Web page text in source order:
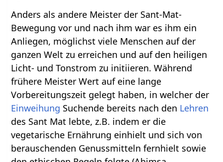
Anders als andere Meister der Sant-Mat-
Bewegung vor und nach ihm war es ihm ein
Anliegen, möglichst viele Menschen auf der
ganzen Welt zu erreichen und auf den heiligen
Licht- und Tonstrom zu initiieren. Während
frühere Meister Wert auf eine lange
Vorbereitungszeit gelegt haben, in welcher der
Einweihung Suchende bereits nach den Lehren
des Sant Mat lebte, z.B. indem er die
vegetarische Ernährung einhielt und sich von
berauschenden Genussmitteln fernhielt sowie